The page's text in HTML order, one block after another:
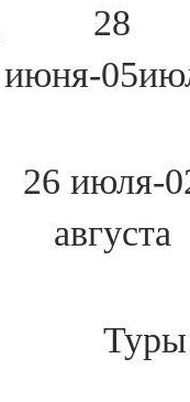
28
июня-
26 июля-
августа
Туры